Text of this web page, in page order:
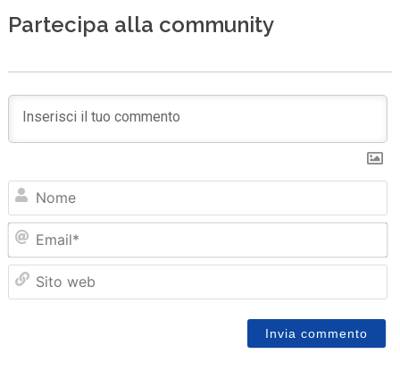
Partecipa alla community